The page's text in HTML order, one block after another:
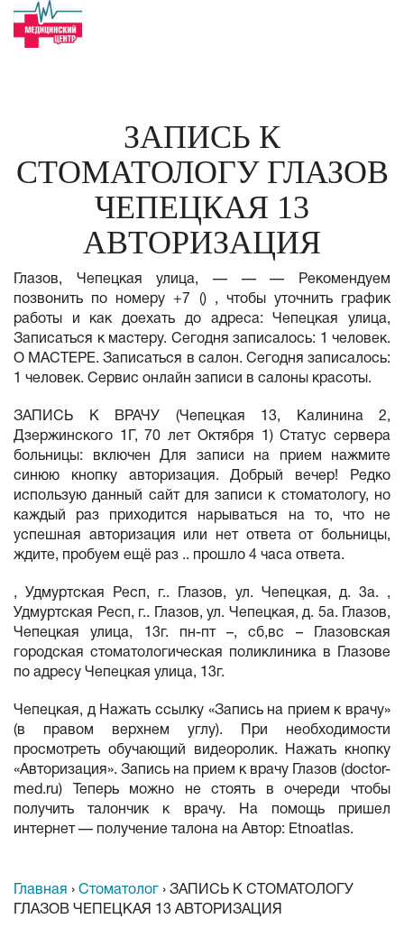
ЗАПИСЬ К
СТОМАТОЛОГУ ГЛАЗОВ
ЧЕПЕЦКАЯ 13
АВТОРИЗАЦИЯ
Глазов, Чепецкая улица, — — — Рекомендуем
позвонить по номеру +7 () , чтобы уточнить график
работы и как доехать до адреса: Чепецкая улица,
Записаться к мастеру. Сегодня записалось: 1 человек.
О МАСТЕРЕ. Записаться в салон. Сегодня записалось:
1 человек. Сервис онлайн записи в салоны красоты.
ЗАПИСЬ К ВРАЧУ (Чепецкая 13, Калинина 2,
Дзержинского 1Г, 70 лет Октября 1) Статус сервера
больницы: включен Для записи на прием нажмите
синюю кнопку авторизация. Добрый вечер! Редко
использую данный сайт для записи к стоматологу, но
каждый раз приходится нарываться на то, что не
успешная авторизация или нет ответа от больницы,
ждите, пробуем ещё раз .. прошло 4 часа ответа.
, Удмуртская Респ, г.. Глазов, ул. Чепецкая, д. 3а. ,
Удмуртская Респ, г.. Глазов, ул. Чепецкая, д. 5а. Глазов,
Чепецкая улица, 13г. пн-пт –, сб,вс – Глазовская
городская стоматологическая поликлиника в Глазове
по адресу Чепецкая улица, 13г.
Чепецкая, д Нажать ссылку «Запись на прием к врачу»
(в правом верхнем углу). При необходимости
просмотреть обучающий видеоролик. Нажать кнопку
«Авторизация». Запись на прием к врачу Глазов (doctor-
med.ru) Теперь можно не стоять в очереди чтобы
получить талончик к врачу. На помощь пришел
интернет — получение талона на Автор: Etnoatlas.
Главная › Стоматолог › ЗАПИСЬ К СТОМАТОЛОГУ
ГЛАЗОВ ЧЕПЕЦКАЯ 13 АВТОРИЗАЦИЯ